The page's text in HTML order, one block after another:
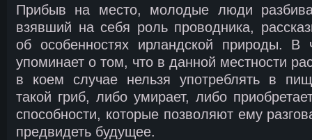
Прибыв на место, молодые люди
взявший на себя роль проводника,
об особенностях ирландской природы. В
упоминает о том, что в данной местности
в коем случае нельзя употреблять в
такой гриб, либо умирает, либо
способности, которые позволяют ему
предвидеть будущее.